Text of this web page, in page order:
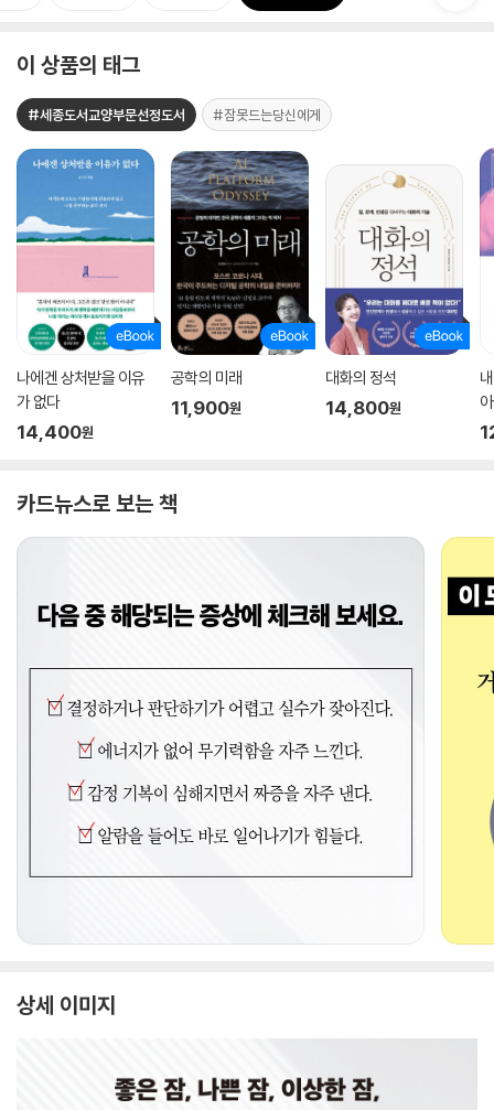
이 상품의 태그
#세종도서교양부문선정도서 #잠못드는당신에게
나에겐 상처받을 이유
가 없다
14,400원
공학의 미래
11,900원
대화의 정석
14,800원
카드뉴스로 보는 책
상세 이미지